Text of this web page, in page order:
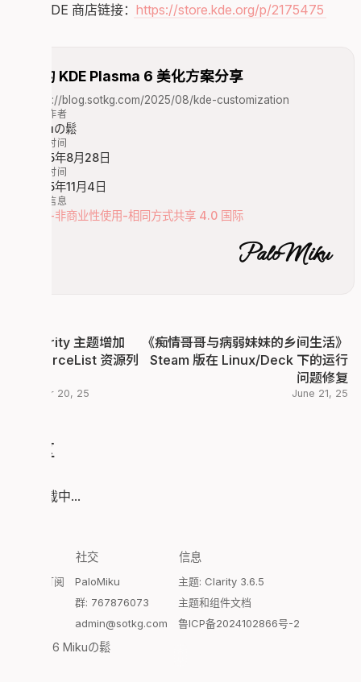
插件 KDE 商店链接： https://store.kde.org/p/2175475
我的 KDE Plasma 6 美化方案分享
https://blog.sotkg.com/2025/08/kde-customization
文章作者
Mikuの鬆
发布时间
2025年8月28日
更新时间
2025年11月4日
版权信息
署名-非商业性使用-相同方式共享 4.0 国际
PaloMiku
为 Clarity 主题增加
ResourceList 资源列
October 20, 25
《痴情哥哥与病弱妹妹的乡间生活》
Steam 版在 Linux/Deck 下的运行
问题修复
June 21, 25
评论区
评论加载中...
Atom订阅
社交
PaloMiku
群: 767876073
admin@sotkg.com
信息
主题: Clarity 3.6.5
主题和组件文档
鲁ICP备2024102866号-2
© 2026 Mikuの鬆